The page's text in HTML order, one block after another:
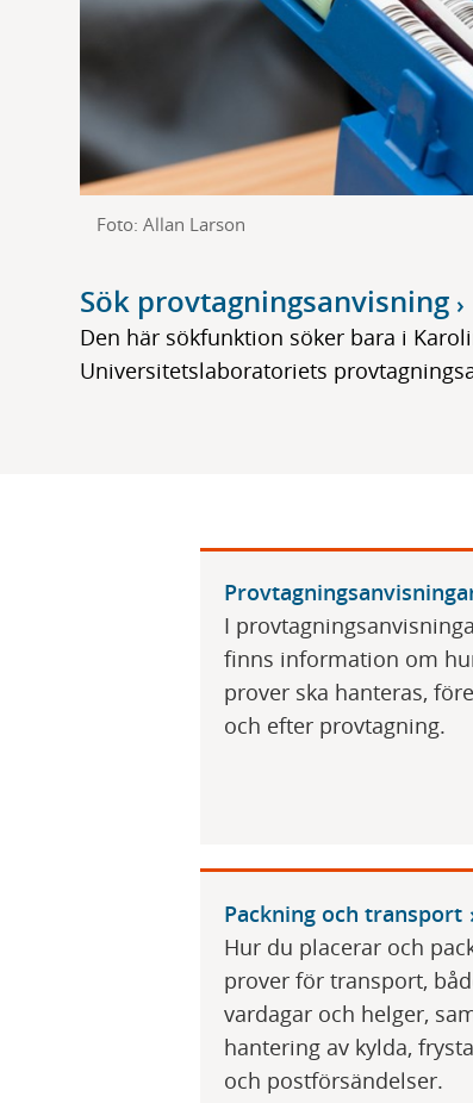
Foto: Allan Larson
Sök provtagningsanvisning
Den här sökfunktion söker bara i
Universitetslaboratoriets
I
finns information om
prover ska hanteras,
och efter provtagning.
Packning och transport
Hur du placerar och
prover för transport,
vardagar och helger,
hantering av kylda,
och postförsändelser.